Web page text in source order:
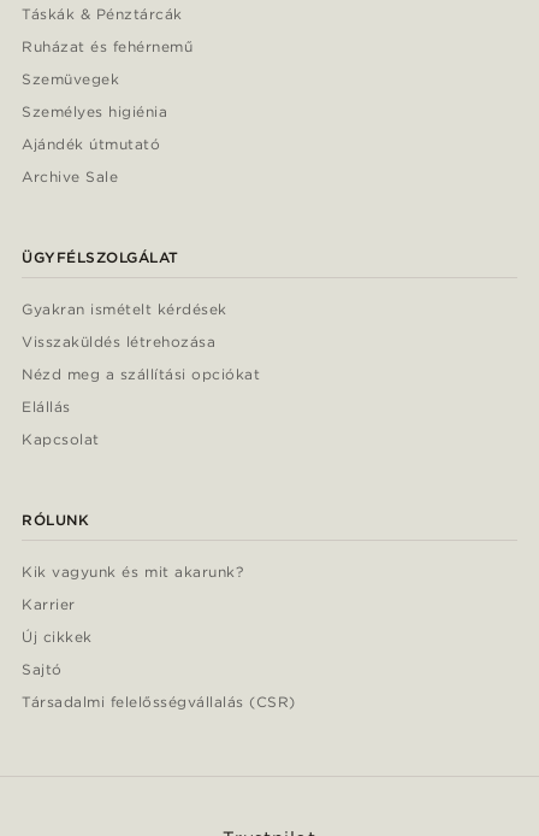
Táskák & Pénztárcák
Ruházat és fehérnemű
Szemüvegek
Személyes higiénia
Ajándék útmutató
Archive Sale
ÜGYFÉLSZOLGÁLAT
Gyakran ismételt kérdések
Visszaküldés létrehozása
Nézd meg a szállítási opciókat
Elállás
Kapcsolat
RÓLUNK
Kik vagyunk és mit akarunk?
Karrier
Új cikkek
Sajtó
Társadalmi felelősségvállalás (CSR)